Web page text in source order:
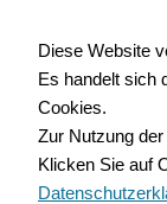
für
Diese Website
Es handelt sich
Cookies.
Zur Nutzung
Klicken Sie auf